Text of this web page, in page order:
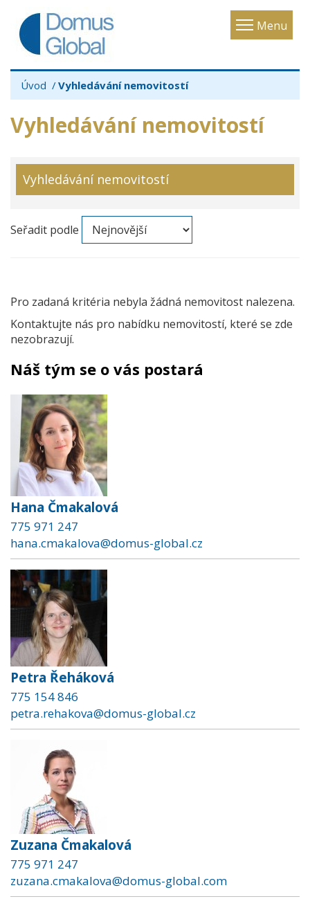
Menu
Toggle
Úvod Vyhledávání nemovitostí
Vyhledávání nemovitostí
Vyhledávání nemovitostí
Seřadit podle
Pro zadaná kritéria nebyla žádná nemovitost nalezena.
Kontaktujte nás pro nabídku nemovitostí, které se zde
nezobrazují.
Náš tým se o vás postará
Hana Čmakalová
775 971 247
hana.cmakalova@domus-global.cz
Petra Řeháková
775 154 846
petra.rehakova@domus-global.cz
Zuzana Čmakalová
775 971 247
zuzana.cmakalova@domus-global.com